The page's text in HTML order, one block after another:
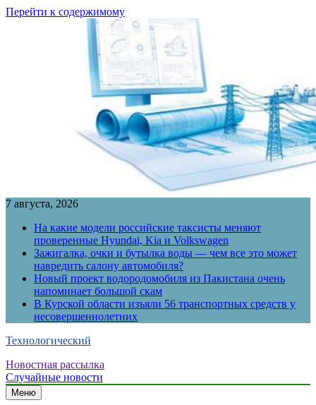
Перейти к содержимому
7 августа, 2026
На какие модели российские таксисты меняют
проверенные Hyundai, Kia и Volkswagen
Зажигалка, очки и бутылка воды — чем все это может
навредить салону автомобиля?
Новый проект водородомобиля из Пакистана очень
напоминает большой скам
В Курской области изъяли 56 транспортных средств у
несовершеннолетних
Технологический
Новостная рассылка
Случайные новости
Меню